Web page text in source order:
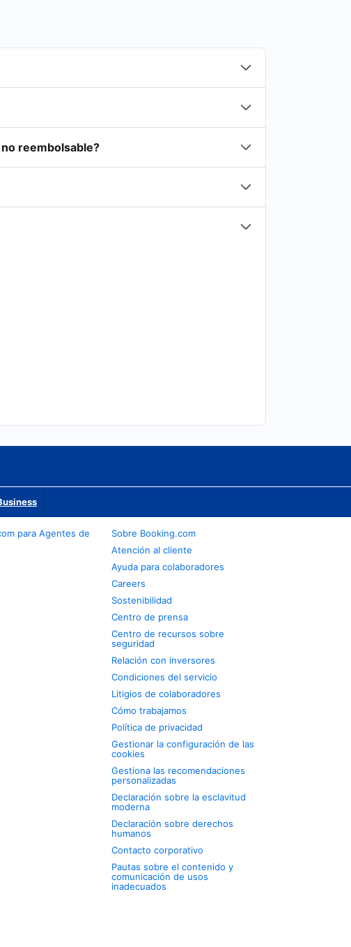
reembolsable?
para Agentes de
Sobre Booking.com
Atención al cliente
Ayuda para colaboradores
Careers
Sostenibilidad
Centro de prensa
Centro de recursos sobre
seguridad
Relación con inversores
Condiciones del servicio
Litigios de colaboradores
Cómo trabajamos
Política de privacidad
Gestionar la configuración de las
cookies
Gestiona las recomendaciones
personalizadas
Declaración sobre la esclavitud
moderna
Declaración sobre derechos
humanos
Contacto corporativo
Pautas sobre el contenido y
comunicación de usos
inadecuados